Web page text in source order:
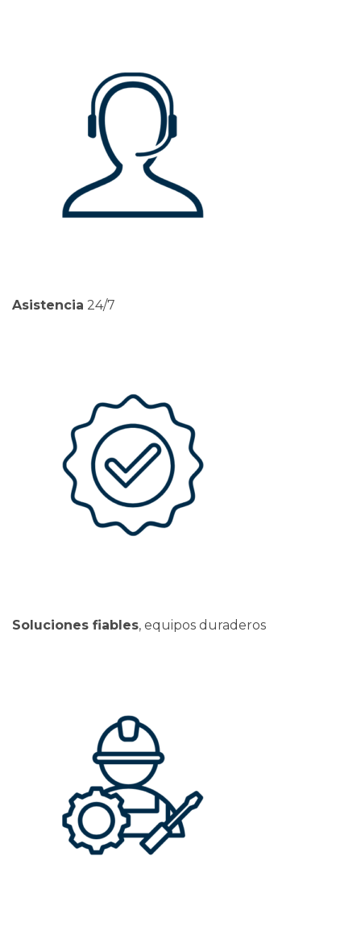
Asistencia 24/7
Soluciones fiables, equipos duraderos